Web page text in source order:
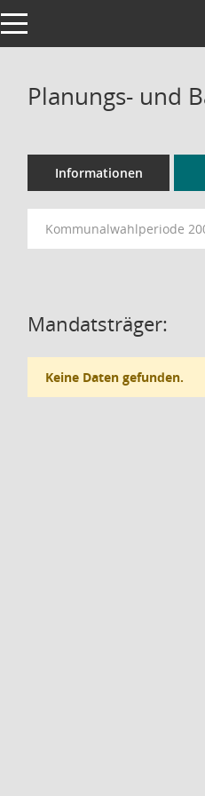
Toggle navigation
Planungs- und
Informationen
Kommunalwahlperiode
Mandatsträger:
Keine Daten gefunden.